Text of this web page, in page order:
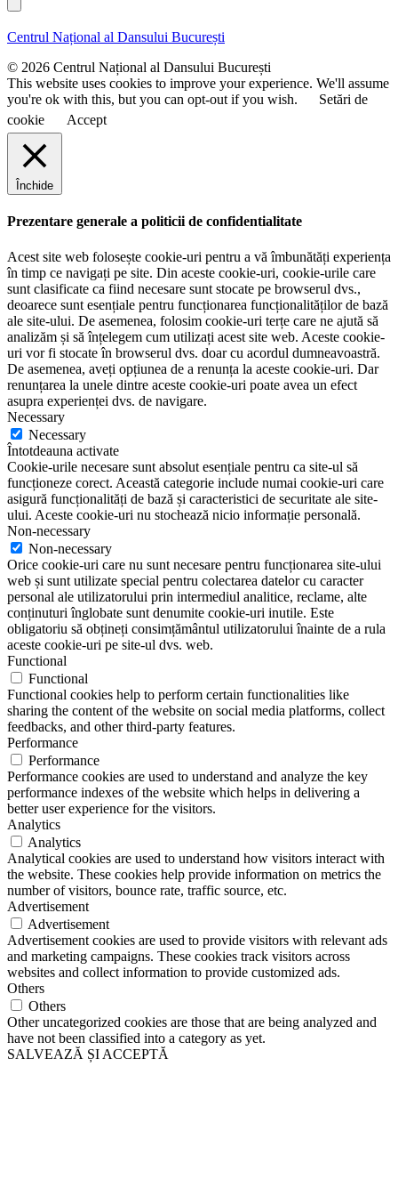
ln
m
m
e
Centrul Național al Dansului București
© 2026 Centrul Național al Dansului București
This website uses cookies to improve your experience. We'll assume
you're ok with this, but you can opt-out if you wish.
Setări de
cookie
Accept
Închide
Prezentare generale a politicii de confidentialitate
Acest site web folosește cookie-uri pentru a vă îmbunătăți experiența
în timp ce navigați pe site. Din aceste cookie-uri, cookie-urile care
sunt clasificate ca fiind necesare sunt stocate pe browserul dvs.,
deoarece sunt esențiale pentru funcționarea funcționalităților de bază
ale site-ului. De asemenea, folosim cookie-uri terțe care ne ajută să
analizăm și să înțelegem cum utilizați acest site web. Aceste cookie-
uri vor fi stocate în browserul dvs. doar cu acordul dumneavoastră.
De asemenea, aveți opțiunea de a renunța la aceste cookie-uri. Dar
renunțarea la unele dintre aceste cookie-uri poate avea un efect
asupra experienței dvs. de navigare.
Necessary
Necessary
Întotdeauna activate
Cookie-urile necesare sunt absolut esențiale pentru ca site-ul să
funcționeze corect. Această categorie include numai cookie-uri care
asigură funcționalități de bază și caracteristici de securitate ale site-
ului. Aceste cookie-uri nu stochează nicio informație personală.
Non-necessary
Non-necessary
Orice cookie-uri care nu sunt necesare pentru funcționarea site-ului
web și sunt utilizate special pentru colectarea datelor cu caracter
personal ale utilizatorului prin intermediul analitice, reclame, alte
conținuturi înglobate sunt denumite cookie-uri inutile. Este
obligatoriu să obțineți consimțământul utilizatorului înainte de a rula
aceste cookie-uri pe site-ul dvs. web.
Functional
Functional
Functional cookies help to perform certain functionalities like
sharing the content of the website on social media platforms, collect
feedbacks, and other third-party features.
Performance
Performance
Performance cookies are used to understand and analyze the key
performance indexes of the website which helps in delivering a
better user experience for the visitors.
Analytics
Analytics
Analytical cookies are used to understand how visitors interact with
the website. These cookies help provide information on metrics the
number of visitors, bounce rate, traffic source, etc.
Advertisement
Advertisement
Advertisement cookies are used to provide visitors with relevant ads
and marketing campaigns. These cookies track visitors across
websites and collect information to provide customized ads.
Others
Others
Other uncategorized cookies are those that are being analyzed and
have not been classified into a category as yet.
SALVEAZĂ ȘI ACCEPTĂ